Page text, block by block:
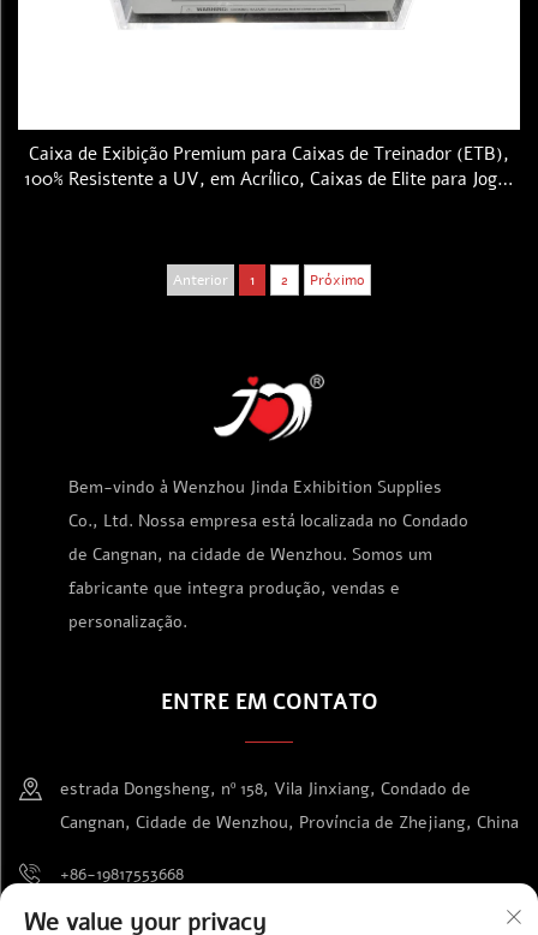
Caixa de Exibição Premium para Caixas de Treinador (ETB),
100% Resistente a UV, em Acrílico, Caixas de Elite para Jogos
Anterior 1 2 Próximo
Bem-vindo à Wenzhou Jinda Exhibition Supplies
Co., Ltd. Nossa empresa está localizada no Condado
de Cangnan, na cidade de Wenzhou. Somos um
fabricante que integra produção, vendas e
personalização.
ENTRE EM CONTATO
estrada Dongsheng, nº 158, Vila Jinxiang, Condado de
Cangnan, Cidade de Wenzhou, Província de Zhejiang, China
+86-19817553668
[email protected]
We value your privacy